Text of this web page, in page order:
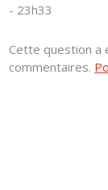
- 23h33
Cette question a
commentaires.